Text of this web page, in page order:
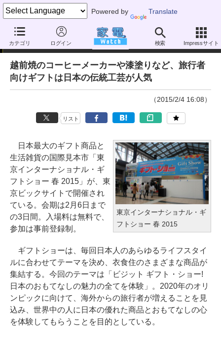
Powered by Translate
カテゴリ ログイン 検索 Impressサイト
ニュース
越前焼のコーヒーメーカーや漆塗りなど、旅行者
向けギフトは日本の伝統工芸が人気
（2015/2/4 16:08）
リスト
東京インターナショナル・ギ
フトショー 春 2015
日本最大のギフト商品と
生活雑貨の国際見本市「東
京インターナショナル・ギ
フトショー 春 2015」が、東
京ビックサイトで開催され
ている。会期は2月6日まで
の3日間。入場料は無料で、
参加は事前登録制。
ギフトショーは、毎回日本人のあらゆるライフスタイ
ルに合わせてテーマを決め、衣食住のさまざまな商品が
集結する。今回のテーマは「ビジット ギフト・ショー!
日本のおもてなしの魅力の全てを体験」。2020年のオリ
ンピックに向けて、海外からの旅行者が増えることを見
込み、世界中の人に日本の優れた商品とおもてなしの心
を体験してもらうことを目的としている。